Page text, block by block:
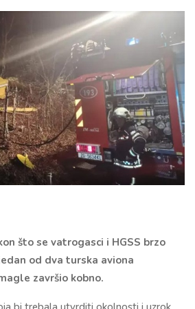
što se vatrogasci i HGSS brzo
od dva turska aviona
završio kobno.